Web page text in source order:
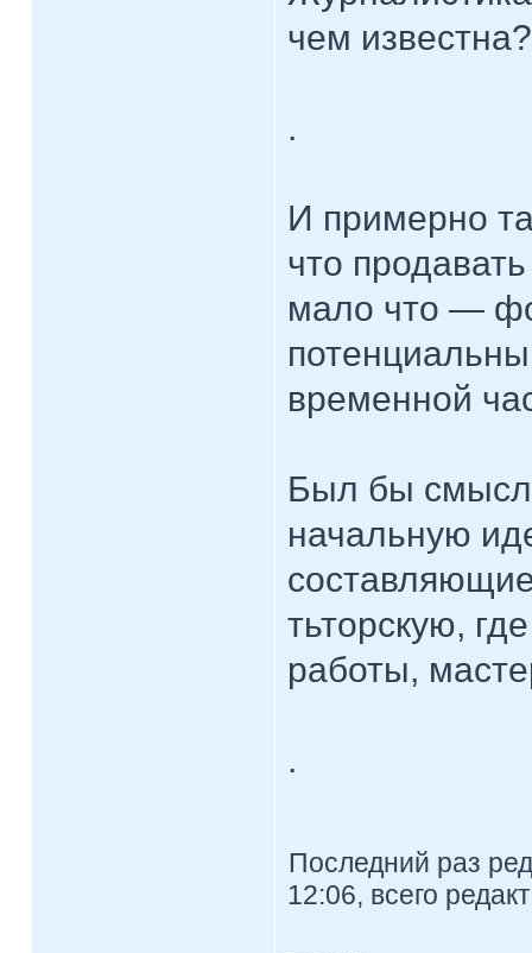
чем известна?
.
И примерно
что
мало что —
временной
Был бы смысл
начальную
тьторскую,
работы,
.
Последний раз
12:06, всего